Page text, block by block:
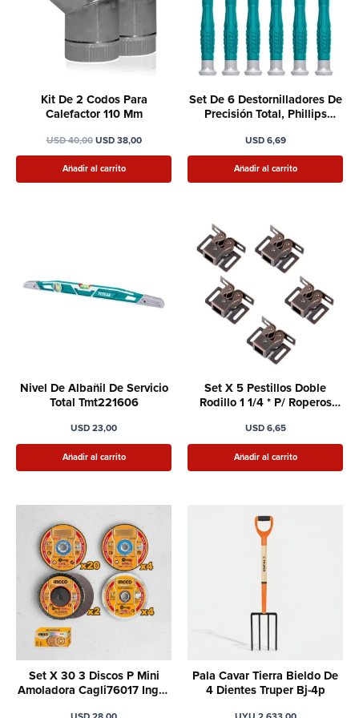
Kit De 2 Codos Para
Calefactor 110 Mm
USD40,00 USD38,00
Añadir al carrito
Set De 6 Destornilladores De
Precisión Total, Phillips
USD6,69
Añadir al carrito
Nivel De Albañil De Servicio
Total Tmt221606
USD 23,00
Añadir al carrito
Set X 5 Pestillos Doble
Rodillo 1 1/4 * P/ Roperos
USD6,65
Añadir al carrito
Set X 30 3 Discos P Mini
Amoladora Cagli76017 Ingco
Pala Cavar Tierra Bieldo De
4 Dientes Truper Bj-4p